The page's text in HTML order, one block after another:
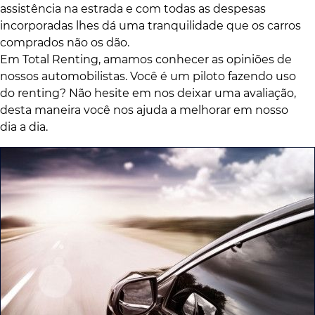
assistência na estrada e com todas as despesas
incorporadas lhes dá uma tranquilidade que os carros
comprados não os dão.
Em Total Renting, amamos conhecer as opiniões de
nossos automobilistas. Você é um piloto fazendo uso
do renting? Não hesite em nos deixar uma avaliação,
desta maneira você nos ajuda a melhorar em nosso
dia a dia.